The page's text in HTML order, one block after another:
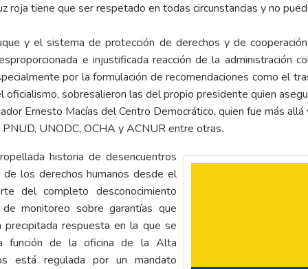
roja tiene que ser respetado en todas circunstancias y no
y el sistema de protección de derechos y de
e injustificada reacción de la administración
por la formulación de recomendaciones como el
sobresalieron las del propio presidente quien
Ernesto Macías del Centro Democrático, quien fue más
UNODC, OCHA y ACNUR entre otras.
historia de desencuentros
los derechos humanos desde el
del completo desconocimiento
monitoreo sobre garantías que
respuesta en la que se
función de la oficina de la Alta
está regulada por un mandato